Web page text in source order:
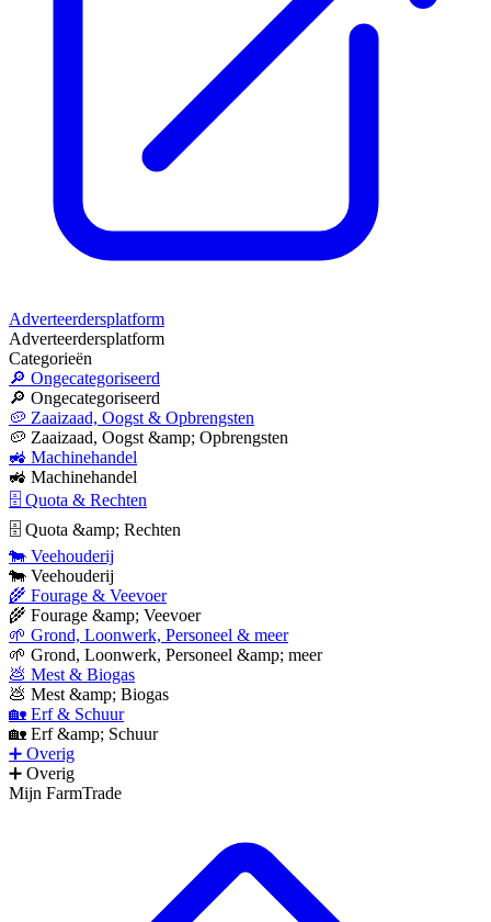
Adverteerdersplatform
Adverteerdersplatform
Categorieën
🔎 Ongecategoriseerd
🔎 Ongecategoriseerd
🥔 Zaaizaad, Oogst & Opbrengsten
🥔 Zaaizaad, Oogst &amp; Opbrengsten
🚜 Machinehandel
🚜 Machinehandel
🗄 Quota & Rechten
🗄 Quota &amp; Rechten
🐄 Veehouderij
🐄 Veehouderij
🌾 Fourage & Veevoer
🌾 Fourage &amp; Veevoer
🌱 Grond, Loonwerk, Personeel & meer
🌱 Grond, Loonwerk, Personeel &amp; meer
💩 Mest & Biogas
💩 Mest &amp; Biogas
🏡 Erf & Schuur
🏡 Erf &amp; Schuur
➕ Overig
➕ Overig
Mijn FarmTrade